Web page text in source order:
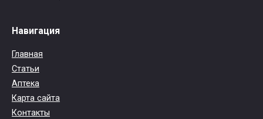
Навигация
Главная
Статьи
Аптека
Карта сайта
Контакты